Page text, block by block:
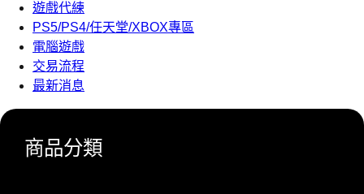
遊戲代練
PS5/PS4/任天堂/XBOX專區
電腦遊戲
交易流程
最新消息
商品分類